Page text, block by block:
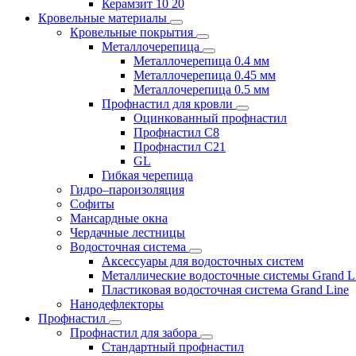
Керамзит 10 20
Кровельные материалы
Кровельные покрытия
Металлочерепица
Металлочерепица 0.4 мм
Металлочерепица 0.45 мм
Металлочерепица 0.5 мм
Профнастил для кровли
Оцинкованный профнастил
Профнастил С8
Профнастил С21
GL
Гибкая черепица
Гидро–пароизоляция
Софиты
Мансардные окна
Чердачные лестницы
Водосточная система
Аксессуары для водосточных систем
Металлические водосточные системы Grand
Пластиковая водосточная система Grand Line
Нанодефлекторы
Профнастил
Профнастил для забора
Стандартный профнастил